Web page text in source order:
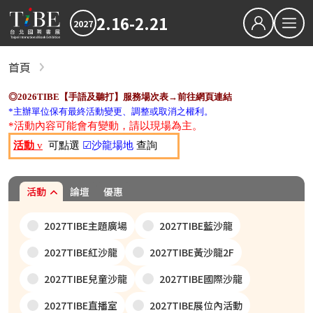
2027 2.16-2.21
關於TiBE
關於台北國際書展
最新消息
下載專區
2026TIBE線上書展
首頁
◎2026TIBE【手語及聽打】服務場次表→前往網頁連結
*主辦單位保有最終活動變更、調整或取消之權利。
*活動內容可能會有變動，請以現場為主。
活動 v 可點選 ☑沙龍場地 查詢
活動 論壇 優惠
2027TIBE主題廣場
2027TIBE藍沙龍
2027TIBE紅沙龍
2027TIBE黃沙龍2F
2027TIBE兒童沙龍
2027TIBE國際沙龍
2027TIBE直播室
2027TIBE展位內活動